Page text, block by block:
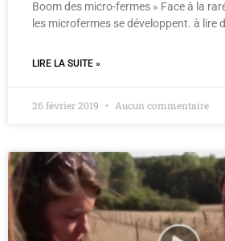
Boom des micro-fermes » Face à la
les microfermes se développent. à lire
LIRE LA SUITE »
26 février 2019 Aucun commentaire